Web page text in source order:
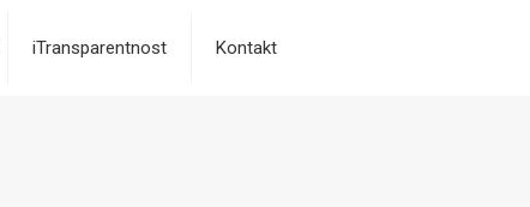
iTransparentnost Kontakt